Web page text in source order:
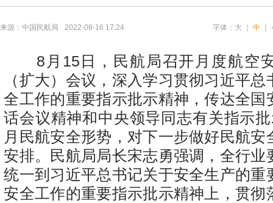
来源：中国民航局 2022-08-16 17:24 字体： 大 中
8月15日，民航局召开月度航空
（扩大）会议，深入学习贯彻习近平
全工作的重要指示批示精神，传达全国
话会议精神和中央领导同志有关指示
月民航安全形势，对下一步做好民航安
安排。民航局局长宋志勇强调，全行业
统一到习近平总书记关于安全生产的重
安全工作的重要指示批示精神上，贯彻
式